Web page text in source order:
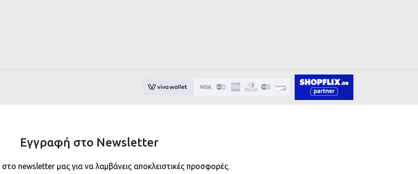
Εγγραφή στο Newsletter
στο newsletter μας για να λαμβάνεις αποκλειστικές προσφορές.